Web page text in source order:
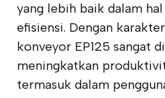
yang lebih baik dalam
efisiensi. Dengan
konveyor EP125 sangat
meningkatkan
termasuk dalam